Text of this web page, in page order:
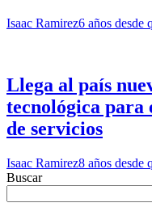
Isaac Ramirez6 años desde
Llega al país
tecnológica para
de servicios
Isaac Ramirez8 años desde
Buscar